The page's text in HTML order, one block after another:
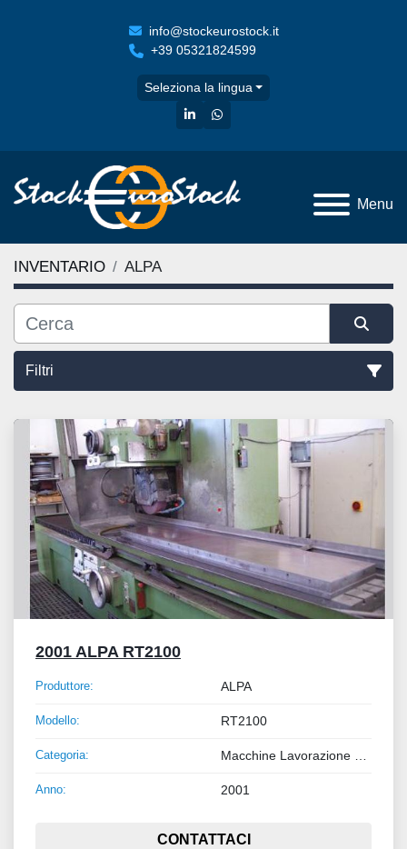
info@stockeurostock.it
+39 05321824599
Seleziona la lingua
linkedinwhatsapp
Menu
INVENTARIO ALPA
Filtri
Tutte le categorie
Ordina per
2001 ALPA RT2100
Produttore: ALPA
Modello: RT2100
Categoria:
Anno: 2001
CONTATTACI